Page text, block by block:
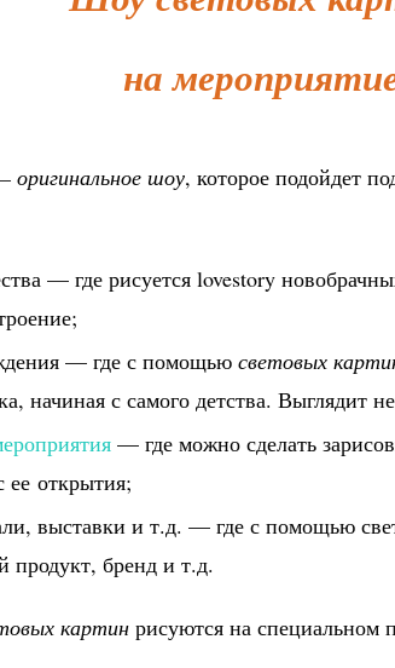
на
шоу, которое подойдет
— где рисуется lovestory
— где с помощью световых
начиная с самого детства. Выглядит
— где можно сделать
открытия;
выставки и т.д. — где с помощью
продукт, бренд и т.д.
картин рисуются на специальном